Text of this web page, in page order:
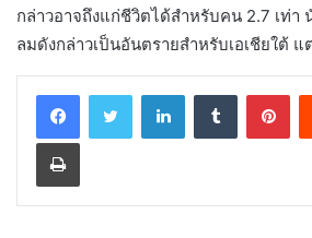
กล่าวอาจถึงแก่ชีวิตได้สำหรับคน 2.7 เท่า
ลมดังกล่าวเป็นอันตรายสำหรับเอเชียใต้ แ
LinkedInTumblr
Print